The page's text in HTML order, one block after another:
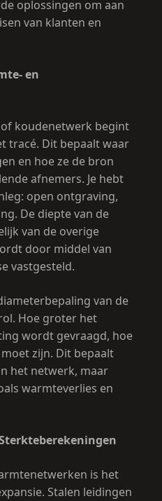
oplossingen om aan
van klanten en
en
koudenetwerk begint
tracé. Dit bepaalt waar
en hoe ze de bron
afnemers. Je hebt
open ontgraving,
De diepte van de
van de overige
door middel van
vastgesteld.
van de
Hoe groter het
wordt gevraagd, hoe
zijn. Dit bepaalt
het netwerk, maar
warmteverlies en
is het
Stalen leidingen